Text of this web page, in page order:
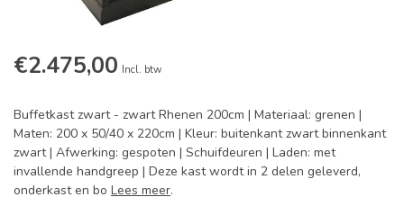
€2.475,00 Incl. btw
Buffetkast zwart - zwart Rhenen 200cm | Materiaal: grenen |
Maten: 200 x 50/40 x 220cm | Kleur: buitenkant zwart binnenkant
zwart | Afwerking: gespoten | Schuifdeuren | Laden: met
invallende handgreep | Deze kast wordt in 2 delen geleverd,
onderkast en bo Lees meer.